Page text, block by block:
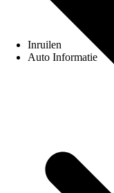
Inruilen
Auto Informatie